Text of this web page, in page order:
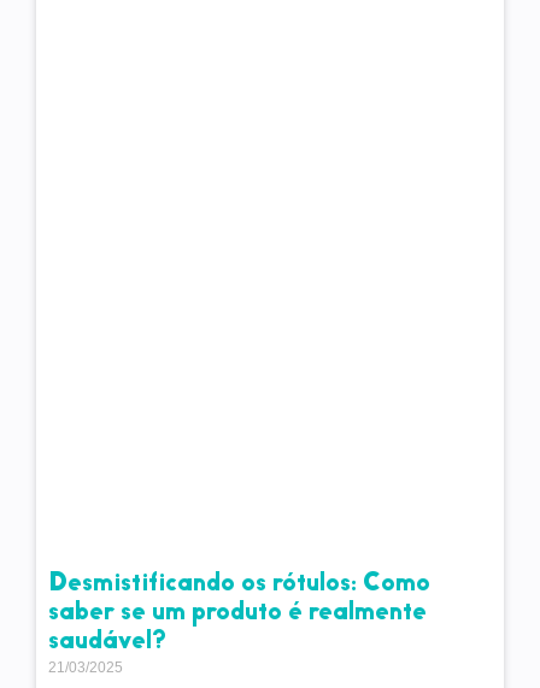
Desmistificando os rótulos: Como
saber se um produto é realmente
saudável?
21/03/2025